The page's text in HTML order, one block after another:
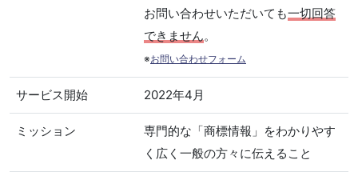
お問い合わせいただいても一切回答
できません。
※お問い合わせフォーム
サービス開始 2022年4月
ミッション
専門的な「商標情報」をわかりやす
く広く一般の方々に伝えること